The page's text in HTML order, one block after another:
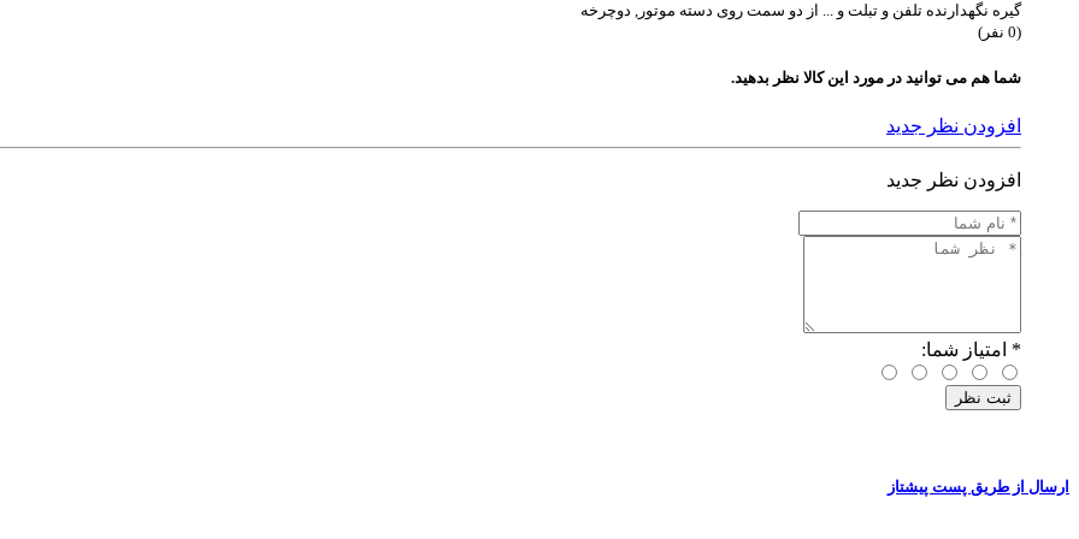
گیره نگهدارنده تلفن و تبلت و ... از دو سمت روی دسته موتور, دوچرخه
(0 نفر)
شما هم می توانید در مورد این کالا نظر بدهید.
افزودن نظر جدید
افزودن نظر جدید
* امتیاز شما:
ارسال از طریق پست پیشتاز